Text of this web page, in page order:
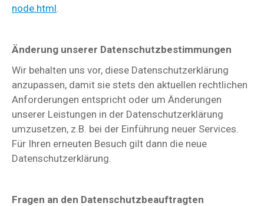
node.html.
Änderung unserer Datenschutzbestimmungen
Wir behalten uns vor, diese Datenschutzerklärung
anzupassen, damit sie stets den aktuellen rechtlichen
Anforderungen entspricht oder um Änderungen
unserer Leistungen in der Datenschutzerklärung
umzusetzen, z.B. bei der Einführung neuer Services.
Für Ihren erneuten Besuch gilt dann die neue
Datenschutzerklärung.
Fragen an den Datenschutzbeauftragten